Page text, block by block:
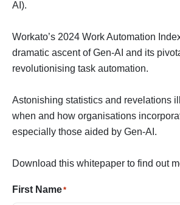
AI).
Workato’s 2024 Work Automation
dramatic ascent of Gen-AI and its
revolutionising task automation.
Astonishing statistics and revelations
when and how organisations
especially those aided by Gen-AI.
Download this whitepaper to find out
First Name*